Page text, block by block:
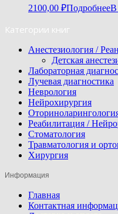
2100,00 ₽ПодробнееВ
Категории книг
Анестезиология /
Детская
Лабораторная
Лучевая диагностика
Неврология
Нейрохирургия
Реабилитация /
Стоматология
Травматология и
Хирургия
Информация
Главная
Контактная